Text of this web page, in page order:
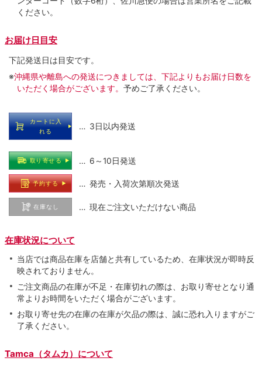
ください。
お届け日目安
下記発送日は目安です。
※沖縄県や離島への発送につきましては、下記よりもお届け日数を
いただく場合がございます。 予めご了承ください。
カートに入
れる
… 3日以内発送
取り寄せる … 6～10日発送
予約する … 発売・入荷次第順次発送
在庫なし … 現在ご注文いただけない商品
在庫状況について
当店では商品在庫を店舗と共有しているため、在庫状況が即時反
映されておりません。
ご注文商品の在庫が不足・在庫切れの際は、お取り寄せとなり通
常よりお時間をいただく場合がございます。
お取り寄せ先の在庫の在庫が欠品の際は、誠に恐れ入りますがご
了承ください。
Tamca（タムカ）について